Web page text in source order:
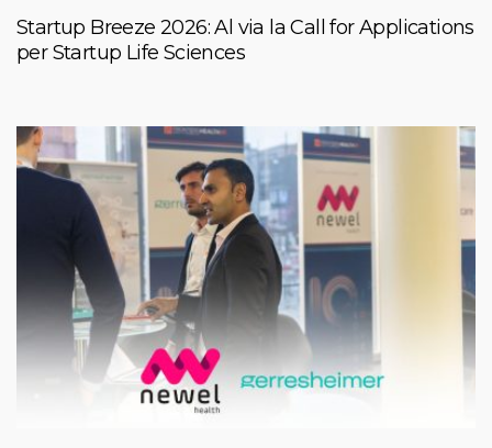
Startup Breeze 2026: Al via la Call for Applications
per Startup Life Sciences